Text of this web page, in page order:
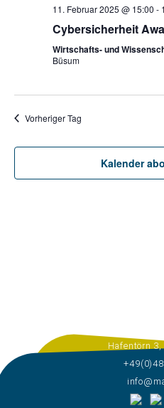
11. Februar 2025 @ 15:00 -
Cybersicherheit
Wirtschafts- und
Büsum
Vorheriger Tag
Kalender
Hafentörn